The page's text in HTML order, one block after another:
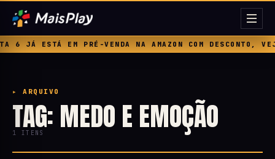
6 JÁ ESTÁ EM PRÉ-VENDA NA AMAZON COM DESCONTO,
▸ ARQUIVO
TAG: MEDO E EMOÇÃO
1 ITENS